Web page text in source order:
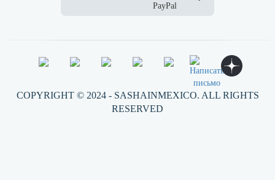
COPYRIGHT © 2024 - SASHAINMEXICO. ALL RIGHTS
RESERVED